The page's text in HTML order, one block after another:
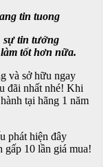
sự tin tưởng
tốt hơn nữa.
và sở hữu ngay
đãi nhất nhé! Khi
tại hãng 1 năm
phát hiện đây
gấp 10 lần giá mua!